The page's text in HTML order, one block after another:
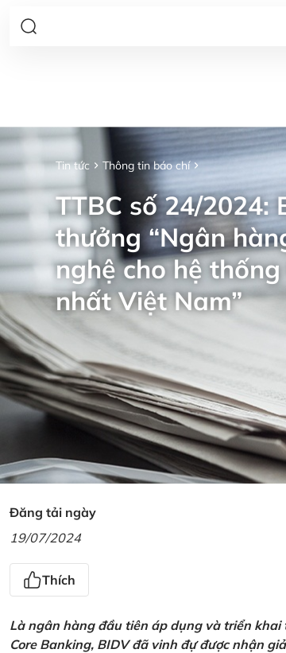
Tin tức Thông tin báo chí
TTBC số 24/2024:
thưởng “Ngân
nghệ cho hệ
nhất Việt Nam”
Đăng tải ngày
19/07/2024
Thích
Là ngân hàng đầu tiên áp dụng và triển
Core Banking, BIDV đã vinh đự được nhận